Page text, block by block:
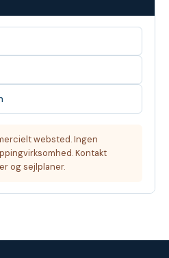
websted. Ingen
Kontakt
og sejlplaner.